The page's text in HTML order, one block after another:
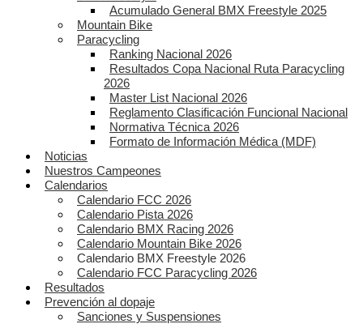
Acumulado General BMX Freestyle 2025
Mountain Bike
Paracycling
Ranking Nacional 2026
Resultados Copa Nacional Ruta Paracycling
2026
Master List Nacional 2026
Reglamento Clasificación Funcional Nacional
Normativa Técnica 2026
Formato de Información Médica (MDF)
Noticias
Nuestros Campeones
Calendarios
Calendario FCC 2026
Calendario Pista 2026
Calendario BMX Racing 2026
Calendario Mountain Bike 2026
Calendario BMX Freestyle 2026
Calendario FCC Paracycling 2026
Resultados
Prevención al dopaje
Sanciones y Suspensiones